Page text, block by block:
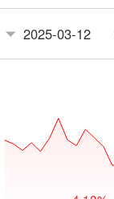
2025-03-12